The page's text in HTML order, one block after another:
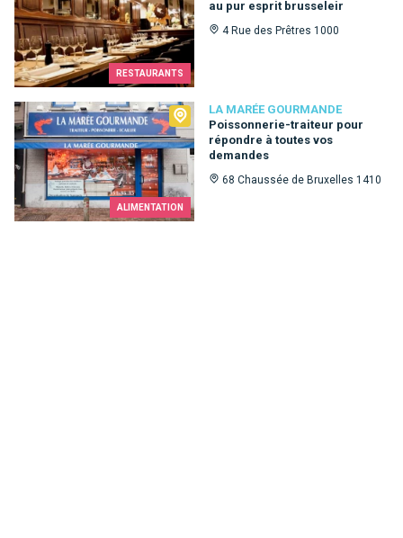
RESTAURANTS
au pur esprit brusseleir
4 Rue des Prêtres 1000
ALIMENTATION
LA MARÉE GOURMANDE
Poissonnerie-traiteur pour
répondre à toutes vos
demandes
68 Chaussée de Bruxelles 1410
La Marée Gourmande